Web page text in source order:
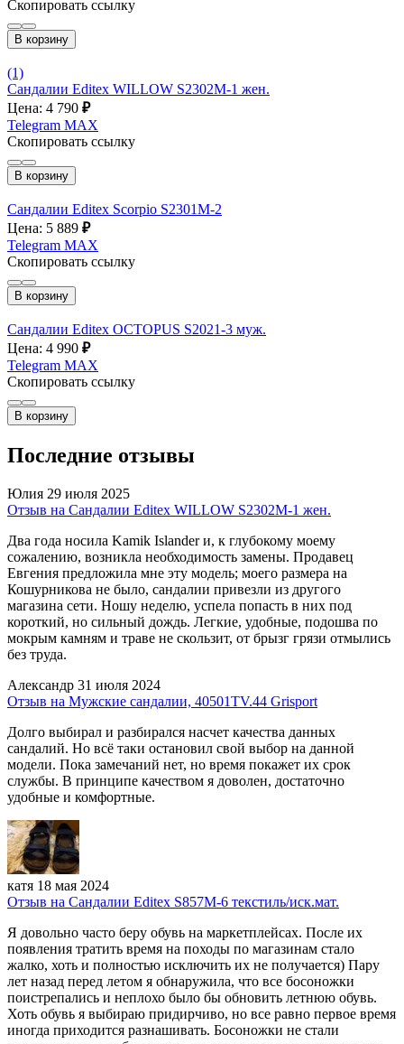
Скопировать ссылку
В корзину
(1)
Сандалии Editex WILLOW S2302M-1 жен.
Цена: 4 790 ₽
Telegram MAX
Скопировать ссылку
В корзину
Сандалии Editex Scorpio S2301M-2
Цена: 5 889 ₽
Telegram MAX
Скопировать ссылку
В корзину
Сандалии Editex OCTOPUS S2021-3 муж.
Цена: 4 990 ₽
Telegram MAX
Скопировать ссылку
В корзину
Последние отзывы
Юлия 29 июля 2025
Отзыв на Сандалии Editex WILLOW S2302M-1 жен.
Два года носила Kamik Islander и, к глубокому моему
сожалению, возникла необходимость замены. Продавец
Евгения предложила мне эту модель; моего размера на
Кошурникова не было, сандалии привезли из другого
магазина сети. Ношу неделю, успела попасть в них под
короткий, но сильный дождь. Легкие, удобные, подошва по
мокрым камням и траве не скользит, от брызг грязи отмылись
без труда.
Александр 31 июля 2024
Отзыв на Мужские сандалии, 40501TV.44 Grisport
Долго выбирал и разбирался насчет качества данных
сандалий. Но всё таки остановил свой выбор на данной
модели. Пока замечаний нет, но время покажет их срок
службы. В принципе качеством я доволен, достаточно
удобные и комфортные.
катя 18 мая 2024
Отзыв на Сандалии Editex S857M-6 текстиль/иск.мат.
Я довольно часто беру обувь на маркетплейсах. После их
появления тратить время на походы по магазинам стало
жалко, хоть и полностью исключить их не получается) Пару
лет назад перед летом я обнаружила, что все босоножки
поистрепались и неплохо было бы обновить летнюю обувь.
Хоть обувь я выбираю придирчиво, но все равно первое время
иногда приходится разнашивать. Босоножки не стали